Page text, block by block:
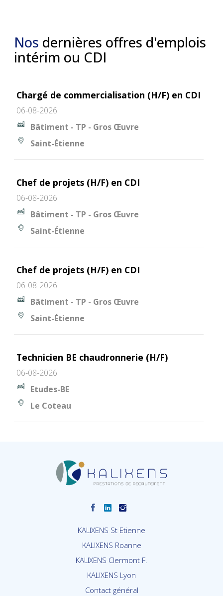
Nos dernières offres d'emplois
intérim ou CDI
Chargé de commercialisation (H/F) en CDI
06-08-2026
Bâtiment - TP - Gros Œuvre
Saint-Étienne
Chef de projets (H/F) en CDI
06-08-2026
Bâtiment - TP - Gros Œuvre
Saint-Étienne
Chef de projets (H/F) en CDI
06-08-2026
Bâtiment - TP - Gros Œuvre
Saint-Étienne
Technicien BE chaudronnerie (H/F)
06-08-2026
Etudes-BE
Le Coteau
KALIXENS St Etienne
KALIXENS Roanne
KALIXENS Clermont F.
KALIXENS Lyon
Contact général